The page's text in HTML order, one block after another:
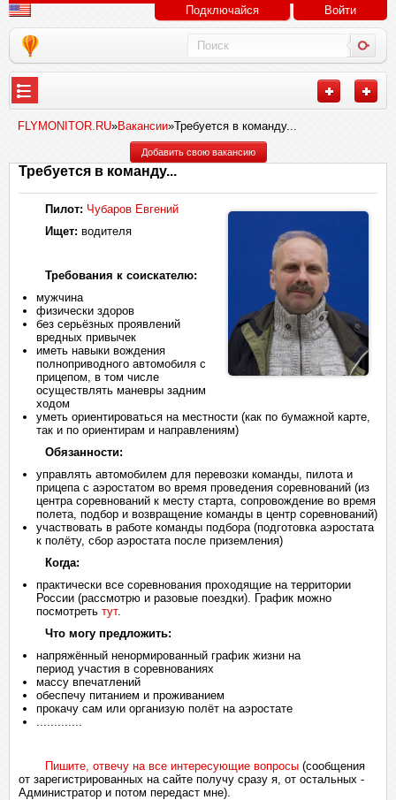
Подключайся Войти
FLYMONITOR.RU»Вакансии»Требуется в команду...
Добавить свою вакансию
Требуется в команду...
Пилот: Чубаров Евгений
Ищет: водителя
Требования к соискателю:
мужчина
физически здоров
без серьёзных проявлений
вредных привычек
иметь навыки вождения
полноприводного автомобиля с
прицепом, в том числе
осуществлять маневры задним
ходом
уметь ориентироваться на местности (как по бумажной карте,
так и по ориентирам и направлениям)
Обязанности:
управлять автомобилем для перевозки команды, пилота и
прицепа с аэростатом во время проведения соревнований (из
центра соревнований к месту старта, сопровождение во время
полета, подбор и возвращение команды в центр соревнований)
участвовать в работе команды подбора (подготовка аэростата
к полёту, сбор аэростата после приземления)
Когда:
практически все соревнования проходящие на территории
России (рассмотрю и разовые поездки). График можно
посмотреть тут.
Что могу предложить:
напряжённый ненормированный график жизни на
период участия в соревнованиях
массу впечатлений
обеспечу питанием и проживанием
прокачу сам или организую полёт на аэростате
.............
Пишите, отвечу на все интересующие вопросы (сообщения
от зарегистрированных на сайте получу сразу я, от остальных -
Администратор и потом передаст мне).